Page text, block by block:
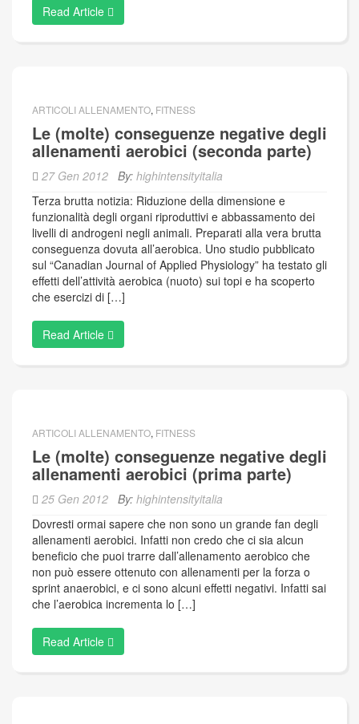
Read Article
ARTICOLI ALLENAMENTO, FITNESS
Le (molte) conseguenze negative degli
allenamenti aerobici (seconda parte)
27 Gen 2012 By: highintensityitalia
Terza brutta notizia: Riduzione della dimensione e
funzionalità degli organi riproduttivi e abbassamento dei
livelli di androgeni negli animali. Preparati alla vera brutta
conseguenza dovuta all’aerobica. Uno studio pubblicato
sul “Canadian Journal of Applied Physiology” ha testato gli
effetti dell’attività aerobica (nuoto) sui topi e ha scoperto
che esercizi di […]
Read Article
ARTICOLI ALLENAMENTO, FITNESS
Le (molte) conseguenze negative degli
allenamenti aerobici (prima parte)
25 Gen 2012 By: highintensityitalia
Dovresti ormai sapere che non sono un grande fan degli
allenamenti aerobici. Infatti non credo che ci sia alcun
beneficio che puoi trarre dall’allenamento aerobico che
non può essere ottenuto con allenamenti per la forza o
sprint anaerobici, e ci sono alcuni effetti negativi. Infatti sai
che l’aerobica incrementa lo […]
Read Article